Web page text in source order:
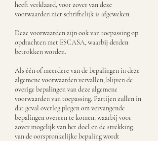
heeft verklaard, voor zover van deze
voorwaarden niet schriftelijk is afgeweken.
Deze voorwaarden zijn ook van toepassing op
opdrachten met ESCASA, waarbij derden
betrokken worden.
Als één of meerdere van de bepalingen in deze
algemene voorwaarden vervallen, blijven de
overige bepalingen van deze algemene
voorwaarden van toepassing. Partijen zullen in
dat geval overleg plegen om vervangende
bepalingen overeen te komen, waarbij voor
zover mogelijk van het doel en de strekking
van de oorspronkelijke bepaling wordt